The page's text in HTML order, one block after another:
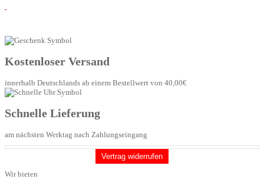
Kostenloser Versand
innerhalb Deutschlands ab einem Bestellwert von 40,00€
Schnelle Lieferung
am nächsten Werktag nach Zahlungseingang
Vertrag widerrufen
Wir bieten